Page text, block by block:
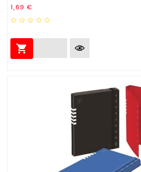
Prezzo
1,69 €
